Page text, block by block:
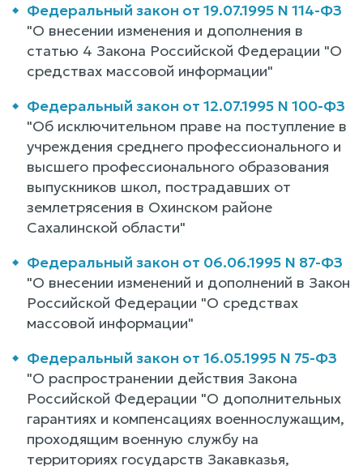
Федеральный закон от 19.07.1995 N 114-ФЗ
"О внесении изменения и дополнения в
статью 4 Закона Российской Федерации "О
средствах массовой информации"
Федеральный закон от 12.07.1995 N 100-ФЗ
"Об исключительном праве на поступление в
учреждения среднего профессионального и
высшего профессионального образования
выпускников школ, пострадавших от
землетрясения в Охинском районе
Сахалинской области"
Федеральный закон от 06.06.1995 N 87-ФЗ
"О внесении изменений и дополнений в Закон
Российской Федерации "О средствах
массовой информации"
Федеральный закон от 16.05.1995 N 75-ФЗ
"О распространении действия Закона
Российской Федерации "О дополнительных
гарантиях и компенсациях военнослужащим,
проходящим военную службу на
территориях государств Закавказья,